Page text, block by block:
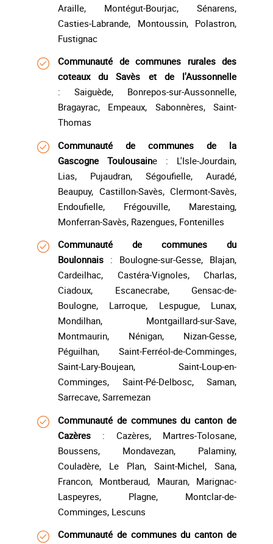
Araille, Montégut-Bourjac, Sénarens,
Casties-Labrande, Montoussin, Polastron,
Fustignac
Communauté de communes rurales des
coteaux du Savès et de l'Aussonnelle
: Saiguède, Bonrepos-sur-Aussonnelle,
Bragayrac, Empeaux, Sabonnères, Saint-
Thomas
Communauté de communes de la
Gascogne Toulousaine : L'Isle-Jourdain,
Lias, Pujaudran, Ségoufielle, Auradé,
Beaupuy, Castillon-Savès, Clermont-Savès,
Endoufielle, Frégouville, Marestaing,
Monferran-Savès, Razengues, Fontenilles
Communauté de communes du
Boulonnais : Boulogne-sur-Gesse, Blajan,
Cardeilhac, Castéra-Vignoles, Charlas,
Ciadoux, Escanecrabe, Gensac-de-
Boulogne, Larroque, Lespugue, Lunax,
Mondilhan, Montgaillard-sur-Save,
Montmaurin, Nénigan, Nizan-Gesse,
Péguilhan, Saint-Ferréol-de-Comminges,
Saint-Lary-Boujean, Saint-Loup-en-
Comminges, Saint-Pé-Delbosc, Saman,
Sarrecave, Sarremezan
Communauté de communes du canton de
Cazères : Cazères, Martres-Tolosane,
Boussens, Mondavezan, Palaminy,
Couladère, Le Plan, Saint-Michel, Sana,
Francon, Montberaud, Mauran, Marignac-
Laspeyres, Plagne, Montclar-de-
Comminges, Lescuns
Communauté de communes du canton de